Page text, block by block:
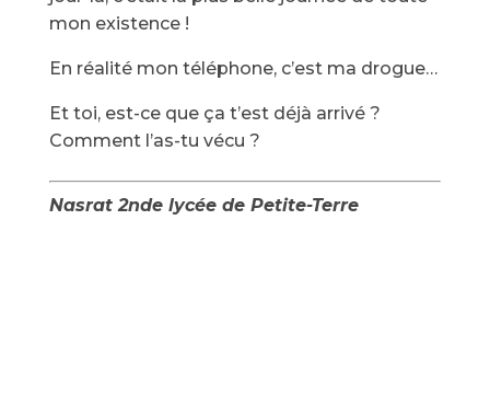
mon existence !
En réalité mon téléphone, c’est ma drogue…
Et toi, est-ce que ça t’est déjà arrivé ?
Comment l’as-tu vécu ?
Nasrat 2nde lycée de Petite-Terre